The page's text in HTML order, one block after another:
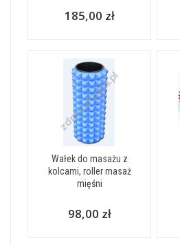
185,00 zł
Wałek do masażu z
kolcami, roller masaż
mięśni
98,00 zł